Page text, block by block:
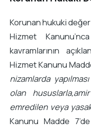
Korunan hukuki
Hizmet
kavramlarının
Hizmet Kanunu
nizamlarda
olan
emredilen veya
Kanunu Madde 7’de